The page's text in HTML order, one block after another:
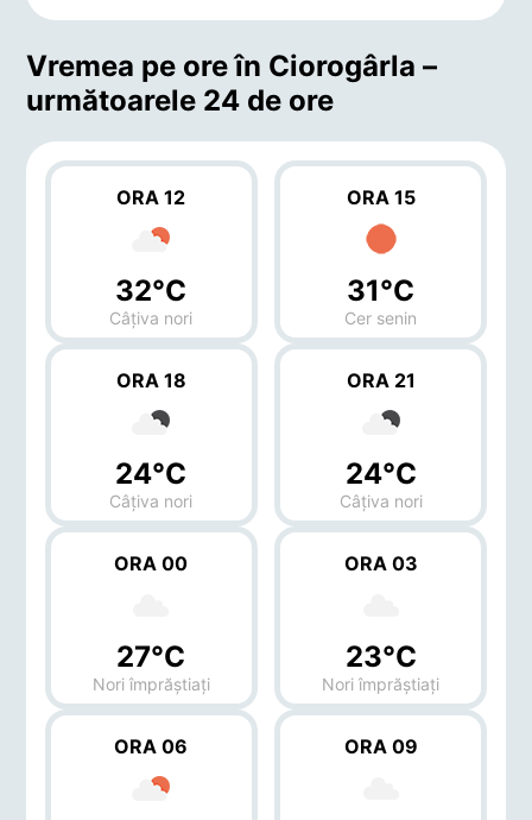
Vremea pe ore în Ciorogârla –
următoarele 24 de ore
ORA 12
32°C
Câțiva nori
ORA 15
31°C
Cer senin
ORA 18
24°C
Câțiva nori
ORA 21
24°C
Câțiva nori
ORA 00
27°C
Nori împrăștiați
ORA 03
23°C
Nori împrăștiați
ORA 06 ORA 09